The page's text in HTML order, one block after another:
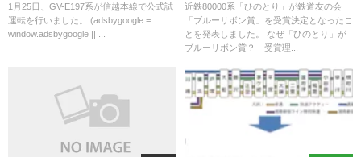
1月25日、GV-E197系が信越本線で公式試
運転を行いました。 (adsbygoogle =
window.adsbygoogle || ...
近鉄80000系「ひのとり」が鉄道友の会
「ブルーリボン賞」を受賞決定となったこ
とを発表しました。 なぜ「ひのとり」が
ブルーリボン賞？ 受賞理...